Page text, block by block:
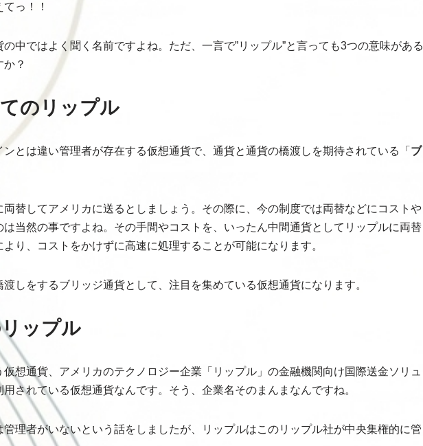
っ！！
中ではよく聞く名前ですよね。ただ、一言で”リップル”と言っても3つの意味がある
？
のリップル
とは違い管理者が存在する仮想通貨で、通貨と通貨の橋渡しを期待されている「 ブ
替してアメリカに送るとしましょう。その際に、今の制度では両替などにコストや
当然の事ですよね。その手間やコストを、いったん中間通貨としてリップルに両替
り、コストをかけずに高速に処理することが可能になります。
しをするブリッジ通貨として、注目を集めている仮想通貨になります。
ップル
想通貨、アメリカのテクノロジー企業「リップル」の金融機関向け国際送金ソリュ
されている仮想通貨なんです。そう、企業名そのまんまなんですね。
理者がいないという話をしましたが、リップルはこのリップル社が中央集権的に管